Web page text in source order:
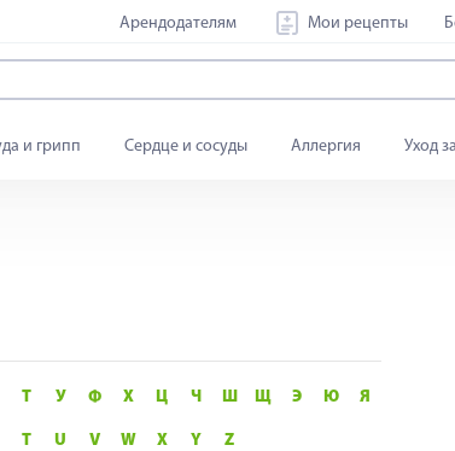
Арендодателям Мои рецепты
и грипп Сердце и сосуды Аллергия Уход
Т У Ф Х Ц Ч Ш Щ Э Ю Я
T U V W X Y Z